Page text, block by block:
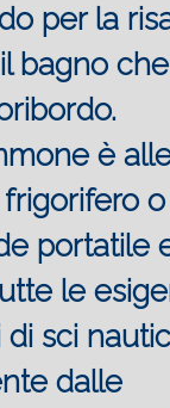
per la
bagno
è
portatile
le
sci
dalle